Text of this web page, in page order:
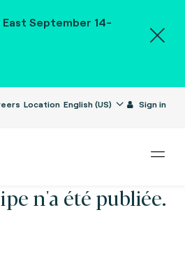
September 14-
Location English (US) Sign in
n'a été publiée.